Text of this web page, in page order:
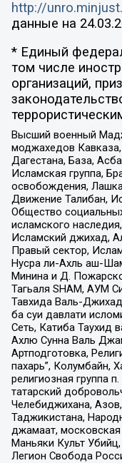
http://
данные на
* Единый
том числе
организаций,
Высший военный
моджахедов
Дагестана, База,
Исламская группа,
освобождения,
Движение Талибан,
Общество
исламского
Исламский джихад,
Правый сектор,
Нусра ли-Ахль аш-
Минина и Д.
Тагьаля SHAM, АУМ
Тавхида Валь-
ба суи давлати
Сеть, Катиба Таухид
Ахлю Сунна Валь
Артподготовка,
пахарь”, Колумбайн,
религиозная группа
татарский
Челебиджихана,
Таджикистана,
джамаат,
Маньяки Культ
Легион Свобода